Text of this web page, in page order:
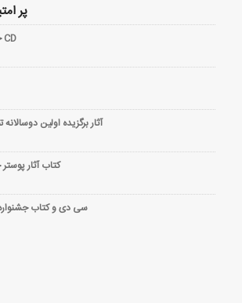
پر
CD جشنواره کارتون
آثار برگزیده اولین
کتاب آثار
سی دی و کتاب